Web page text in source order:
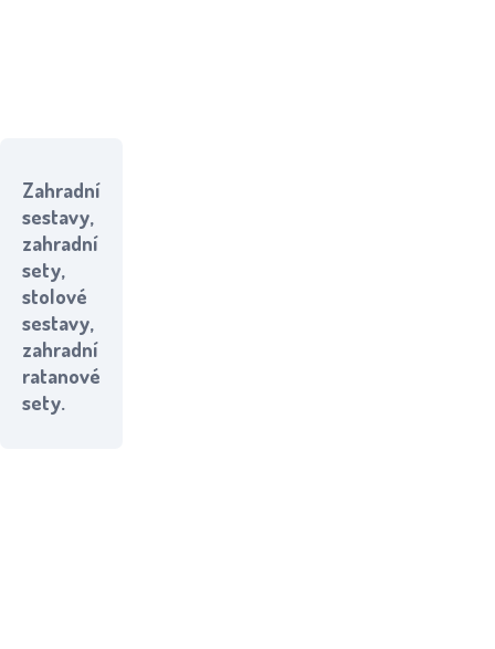
Zahradní
sestavy,
zahradní
sety,
stolové
sestavy,
zahradní
ratanové
sety.